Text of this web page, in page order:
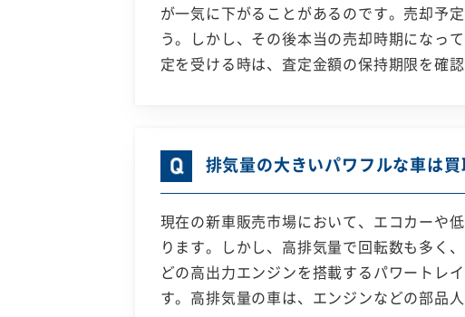
が一気に下がることがあるのです。売却予
う。しかし、その後本当の売却時期になっ
定を受ける時は、査定金額の保持期限を確
排気量の大きいパワフルな車は
現在の新車販売市場において、エコカーや
ります。しかし、高排気量で回転数も多く
どの高出力エンジンを搭載するパワートレ
す。高排気量の車は、エンジンなどの部品